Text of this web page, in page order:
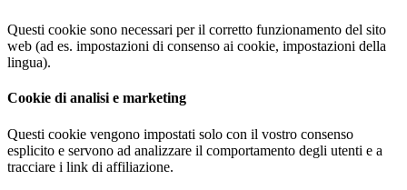
Questi cookie sono necessari per il corretto funzionamento del sito
web (ad es. impostazioni di consenso ai cookie, impostazioni della
lingua).
Cookie di analisi e marketing
Questi cookie vengono impostati solo con il vostro consenso
esplicito e servono ad analizzare il comportamento degli utenti e a
tracciare i link di affiliazione.